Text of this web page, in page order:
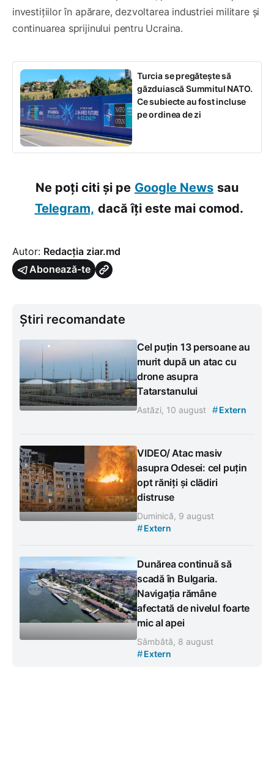
investițiilor în apărare, dezvoltarea industriei militare și
continuarea sprijinului pentru Ucraina.
Turcia se pregătește să
găzduiască Summitul NATO.
Ce subiecte au fost incluse
pe ordinea de zi
Ne poți citi și pe Google News sau
Telegram, dacă îți este mai comod.
Autor: Redacția ziar.md
Abonează-te
Știri recomandate
Cel puțin 13 persoane au
murit după un atac cu
drone asupra
Tatarstanului
Astăzi, 10 august #Extern
VIDEO/ Atac masiv
asupra Odesei: cel puțin
opt răniți și clădiri
distruse
Duminică, 9 august
#Extern
Dunărea continuă să
scadă în Bulgaria.
Navigația rămâne
afectată de nivelul foarte
mic al apei
Sâmbătă, 8 august
#Extern